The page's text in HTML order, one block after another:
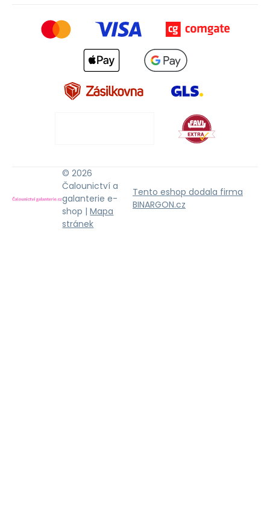
© 2026
Čalounictví a
galanterie e-
shop |Mapa
stránek
Tento eshop dodala firma
BINARGON.cz